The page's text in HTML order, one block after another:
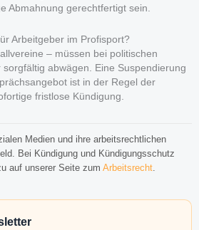
Abmahnung gerechtfertigt sein.
Arbeitgeber im Profisport?
– müssen bei politischen
abwägen. Eine Suspendierung
ist in der Regel der
fristlose Kündigung.
Medien und ihre arbeitsrechtlichen
Bei Kündigung und Kündigungsschutz
auf unserer Seite zum Arbeitsrecht.